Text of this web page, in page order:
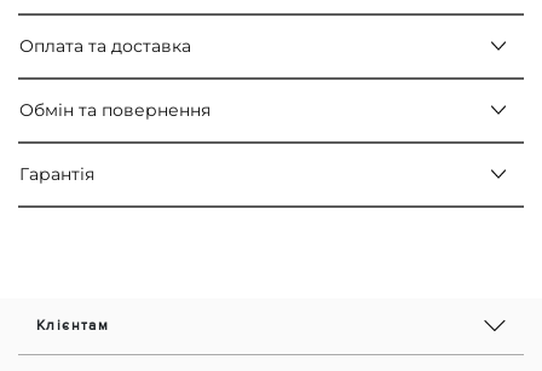
Оплата та доставка
Обмін та повернення
Гарантія
Клієнтам